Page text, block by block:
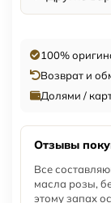
100%
Возврат и
Долями /
Отзывы
Все
масла розы,
этому запах